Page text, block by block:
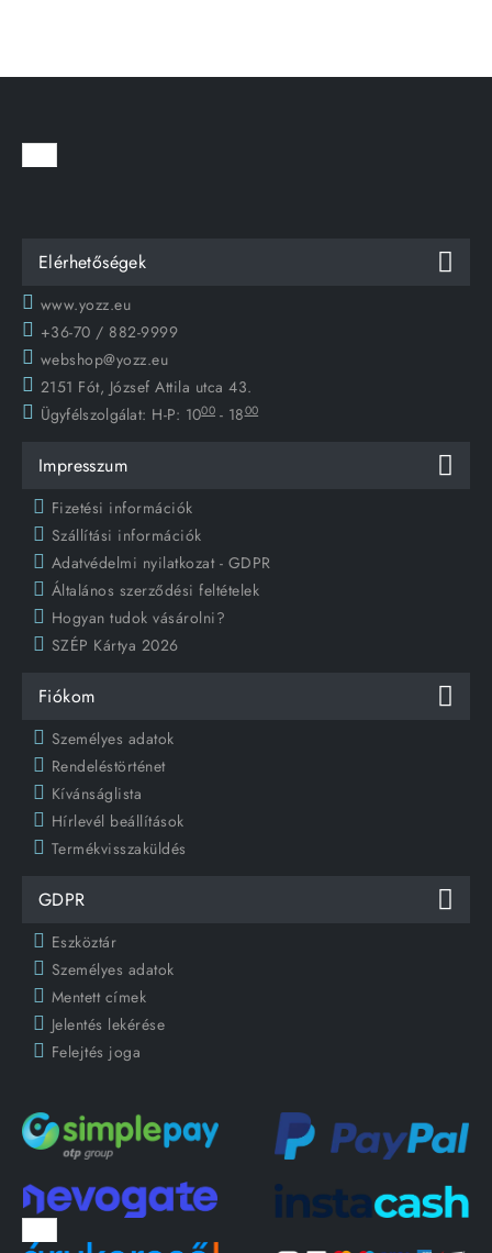
Elérhetőségek
www.yozz.eu
+36-70 / 882-9999
webshop@yozz.eu
2151 Fót, József Attila utca 43.
Ügyfélszolgálat: H-P: 1000 - 1800
Impresszum
Fizetési információk
Szállítási információk
Adatvédelmi nyilatkozat - GDPR
Általános szerződési feltételek
Hogyan tudok vásárolni?
SZÉP Kártya 2026
Fiókom
Személyes adatok
Rendeléstörténet
Kívánságlista
Hírlevél beállítások
Termékvisszaküldés
GDPR
Eszköztár
Személyes adatok
Mentett címek
Jelentés lekérése
Felejtés joga